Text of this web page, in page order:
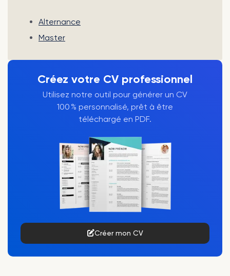
Créez votre CV professionnel
Utilisez notre outil pour générer un CV
100 % personnalisé, prêt à être
téléchargé en PDF.
Créer mon CV
Alternance
Master